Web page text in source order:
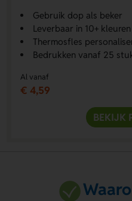
Gebruik dop als beker
Leverbaar in 10+ kleuren
Thermosfles
Bedrukken vanaf 25
Al vanaf
€ 4,59
BEKIJK